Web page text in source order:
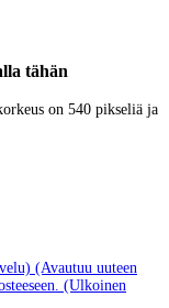
tähän
on 540 pikseliä ja
(Avautuu uuteen
(Ulkoinen